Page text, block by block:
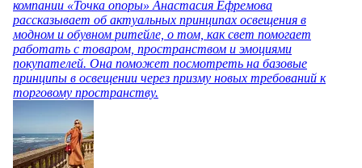
компании «Точка опоры» Анастасия Ефремова
рассказывает об актуальных принципах освещения в
модном и обувном ритейле, о том, как свет помогает
работать с товаром, пространством и эмоциями
покупателей. Она поможет посмотреть на базовые
принципы в освещении через призму новых требований к
торговому пространству.